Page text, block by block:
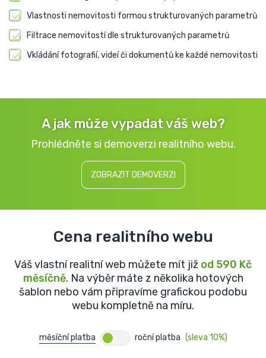
Vlastnosti nemovitosti formou strukturovaných parametrů
Filtrace nemovitostí dle strukturovaných parametrů
Vkládání fotografií, videí či dokumentů ke každé nemovitosti
A jak může vypadat váš web?
Prohlédněte si demoverzi realitního webu.
ZOBRAZIT DEMOVERZI
Cena realitního webu
Váš vlastní realitní web můžete mít již od 590 Kč
měsíčně. Na výběr máte z několika hotových
šablon nebo vám připravíme grafickou podobu
webu kompletně na míru.
měsíční platba roční platba (sleva 10%)